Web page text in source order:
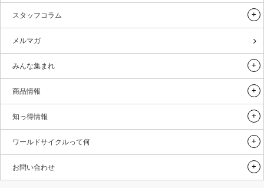
スタッフコラム
メルマガ
みんな集まれ
商品情報
知っ得情報
ワールドサイクルって何
お問い合わせ